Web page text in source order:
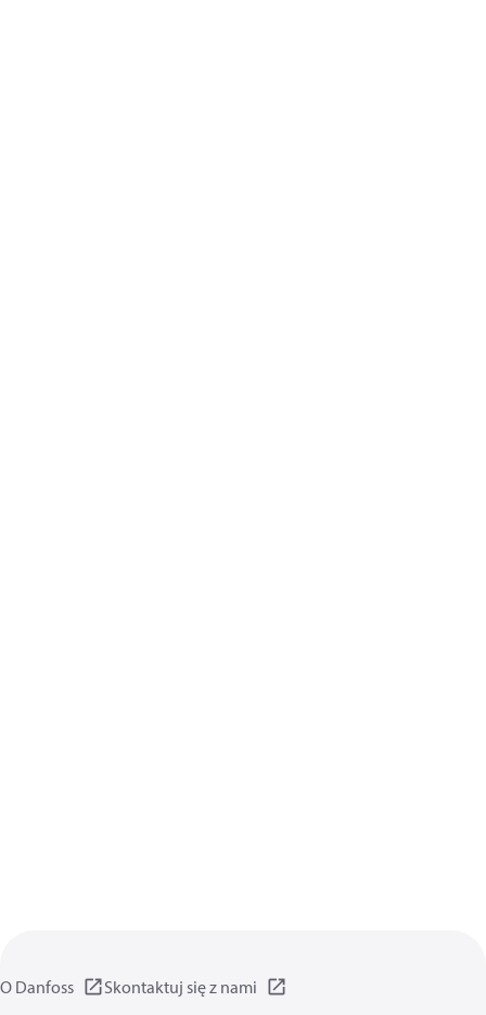
O Danfoss Skontaktuj się z nami